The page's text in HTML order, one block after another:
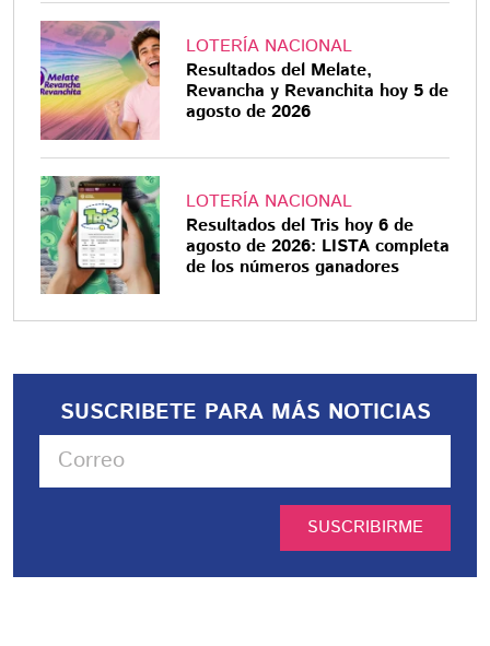
LOTERÍA NACIONAL
Resultados del Melate,
Revancha y Revanchita hoy 5 de
agosto de 2026
LOTERÍA NACIONAL
Resultados del Tris hoy 6 de
agosto de 2026: LISTA completa
de los números ganadores
SUSCRIBETE PARA MÁS NOTICIAS
SUSCRIBIRME